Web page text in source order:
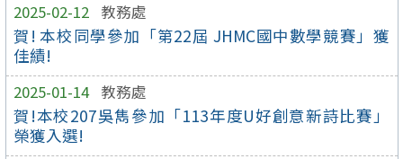
2025-02-12 教務處
賀! 本校同學參加「第22屆 JHMC國中數學競賽」獲
佳績!
2025-01-14 教務處
賀!本校207吳雋參加「113年度U好創意新詩比賽」
榮獲入選!